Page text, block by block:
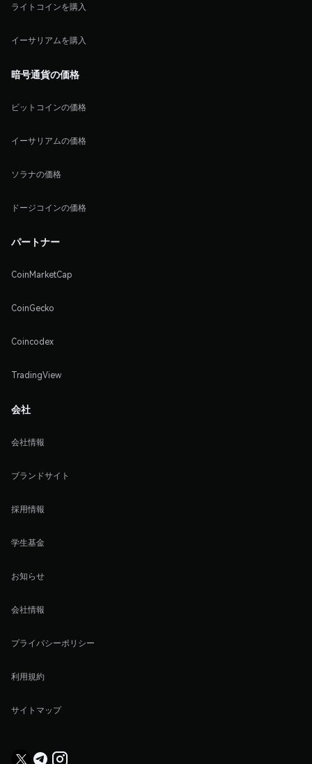
ライトコインを購入
イーサリアムを購入
暗号通貨の価格
ビットコインの価格
イーサリアムの価格
ソラナの価格
ドージコインの価格
パートナー
CoinMarketCap
CoinGecko
Coincodex
TradingView
会社
会社情報
ブランドサイト
採用情報
学生基金
お知らせ
会社情報
プライバシーポリシー
利用規約
サイトマップ